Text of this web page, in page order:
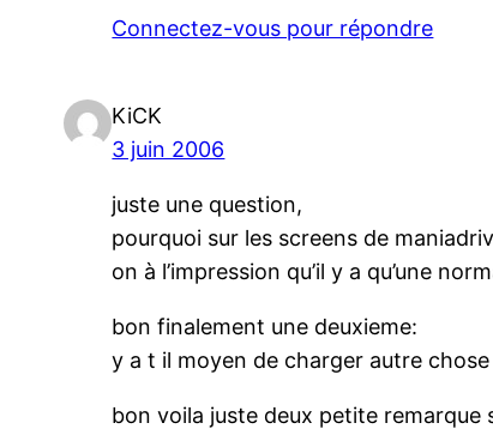
Connectez-vous pour répondre
KiCK
3 juin 2006
juste une question,
pourquoi sur les screens de
on à l’impression qu’il y a qu’une
bon finalement une deuxieme:
y a t il moyen de charger autre
bon voila juste deux petite remarque